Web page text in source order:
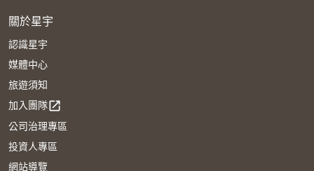
關於星宇
認識星宇
媒體中心
旅遊須知
加入團隊open_in_new
公司治理專區
投資人專區
網站導覽